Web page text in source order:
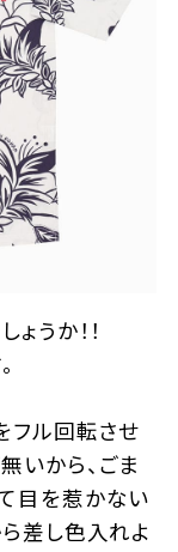
うか！！
フル回転させ
いから、ごま
目を惹かない
差し色入れよ